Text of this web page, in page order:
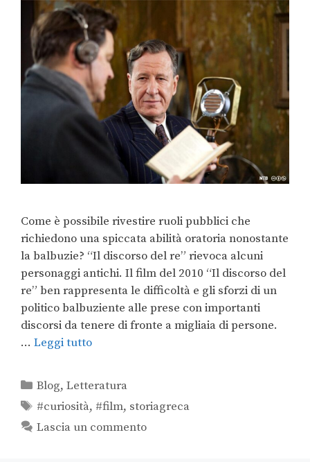
Come è possibile rivestire ruoli pubblici che
richiedono una spiccata abilità oratoria nonostante
la balbuzie? “Il discorso del re” rievoca alcuni
personaggi antichi. Il film del 2010 “Il discorso del
re” ben rappresenta le difficoltà e gli sforzi di un
politico balbuziente alle prese con importanti
discorsi da tenere di fronte a migliaia di persone.
… Leggi tutto
Blog,Letteratura
#curiosità, #film, storiagreca
Lascia un commento